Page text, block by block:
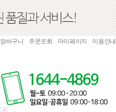
장바구니 주문조회 마이페이지 이용안내